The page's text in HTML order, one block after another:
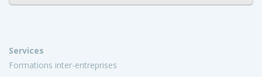
Services
Formations inter-entreprises